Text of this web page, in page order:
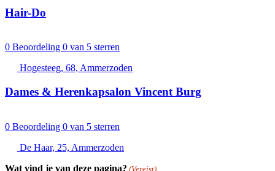
Hair-Do
0 Beoordeling 0 van 5 sterren
Hogesteeg, 68, Ammerzoden
Dames & Herenkapsalon Vincent Burg
0 Beoordeling 0 van 5 sterren
De Haar, 25, Ammerzoden
Wat vind je van deze pagina? (Vereist)